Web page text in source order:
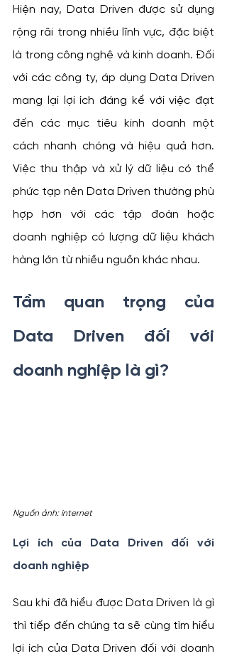
Hiện nay, Data Driven được sử dụng
rộng rãi trong nhiều lĩnh vực, đặc biệt
là trong công nghệ và kinh doanh. Đối
với các công ty, áp dụng Data Driven
mang lại lợi ích đáng kể với việc đạt
đến các mục tiêu kinh doanh một
cách nhanh chóng và hiệu quả hơn.
Việc thu thập và xử lý dữ liệu có thể
phức tạp nên Data Driven thường phù
hợp hơn với các tập đoàn hoặc
doanh nghiệp có lượng dữ liệu khách
hàng lớn từ nhiều nguồn khác nhau.
Tầm quan trọng của
Data Driven đối với
doanh nghiệp là gì?
Nguồn ảnh: internet
Lợi ích của Data Driven đối với
doanh nghiệp
Sau khi đã hiểu được Data Driven là gì
thì tiếp đến chúng ta sẽ cùng tìm hiểu
lợi ích của Data Driven đối với doanh